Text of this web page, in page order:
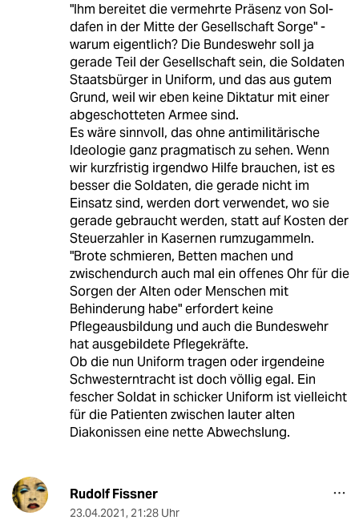
"Ihm bereitet die vermehrte Präsenz von Sol­
dafen in der Mitte der Gesellschaft Sorge" -
warum eigentlich? Die Bundeswehr soll ja
gerade Teil der Gesellschaft sein, die Soldaten
Staatsbürger in Uniform, und das aus gutem
Grund, weil wir eben keine Diktatur mit einer
abgeschotteten Armee sind.
Es wäre sinnvoll, das ohne antimilitärische
Ideologie ganz pragmatisch zu sehen. Wenn
wir kurzfristig irgendwo Hilfe brauchen, ist es
besser die Soldaten, die gerade nicht im
Einsatz sind, werden dort verwendet, wo sie
gerade gebraucht werden, statt auf Kosten der
Steuerzahler in Kasernen rumzugammeln.
"Brote schmieren, Betten machen und
zwischendurch auch mal ein offenes Ohr für die
Sorgen der Alten oder Menschen mit
Behinderung habe" erfordert keine
Pflegeausbildung und auch die Bundeswehr
hat ausgebildete Pflegekräfte.
Ob die nun Uniform tragen oder irgendeine
Schwesterntracht ist doch völlig egal. Ein
fescher Soldat in schicker Uniform ist vielleicht
für die Patienten zwischen lauter alten
Diakonissen eine nette Abwechslung.
Rudolf Fissner
23.04.2021, 21:28 Uhr